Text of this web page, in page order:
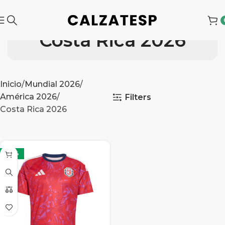
Costa Rica 2026
Inicio Mundial 2026
América 2026
Costa Rica 2026
Filters
-32%